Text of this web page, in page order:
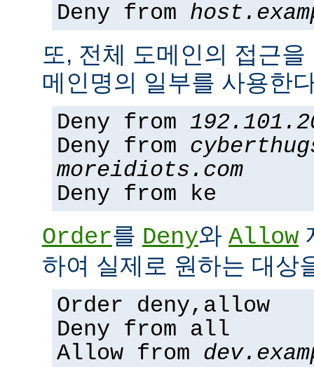
Deny from
또, 전체 도메인의 접근
메인명의 일부를 사용한
Deny from
Deny from
moreidiots.com
Deny from ke
Order를 Deny와 Allow
하여 실제로 원하는 대상
Order deny,allow
Deny from all
Allow from